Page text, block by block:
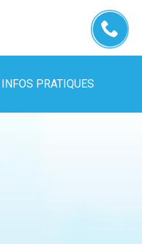
INFOS PRATIQUES